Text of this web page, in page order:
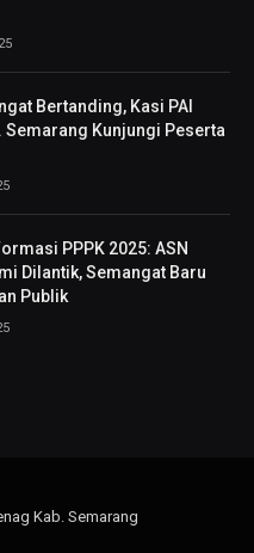
Bertanding, Kasi PAI
Semarang Kunjungi Peserta
PPPK 2025: ASN
Dilantik, Semangat Baru
Publik
Kab. Semarang